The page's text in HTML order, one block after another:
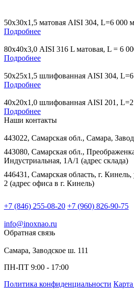
50х30х1,5 матовая AISI 304, L=6 000
Подробнее
80х40х3,0 AISI 316 L матовая, L = 6
Подробнее
50х25х1,5 шлифованная AISI 304,
Подробнее
40х20х1,0 шлифованная AISI 201,
Подробнее
Наши контакты
443022, Самарская обл., Самара,
443080, Самарская обл.,
Индустриальная, 1А/1 (адрес склада)
446431, Самарская область, г.
2 (адрес офиса в г. Кинель)
+7 (846) 255-08-20 +7 (960) 826-90-75
info@inoxnao.ru
Обратная связь
Самара, Заводское ш. 111
ПН-ПТ 9:00 - 17:00
Политика конфиденциальности Карта